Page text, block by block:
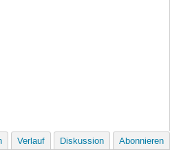
Verlauf Diskussion Abonnieren